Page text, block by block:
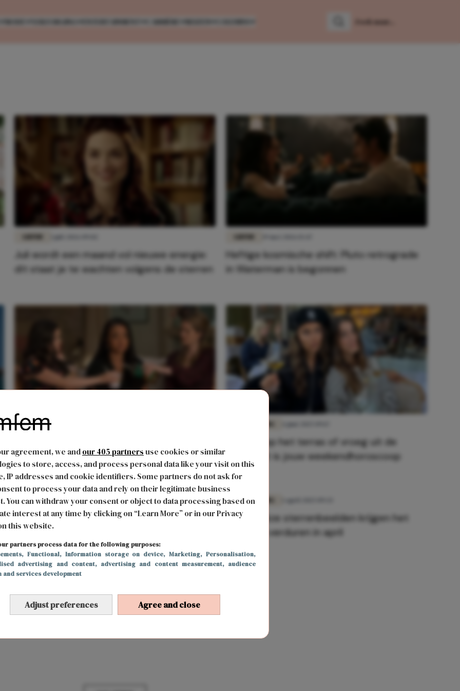
agreement, we andour 405 partnersuse cookies or similar
to store, access, and process personal data like your visit on this
IP addresses and cookie identifiers. Some partners do not ask for
to process your data and rely on their legitimate business
You can withdraw your consent or object to data processing based on
interest at any time by clicking on “Learn More” or in our Privacy
this website.
partners process data for the following purposes:
, Functional, Information storage on device, Marketing, Personalisation,
advertising and content, advertising and content measurement, audience
and services development
Adjust preferences Agree and close
MODE VERZORGING ENTERTAINMENT CARRIÈRE REIZEN COLUMNS ZoekenZoek naar:
Juli wordt een maand vol nieuwe energie:
dít staat je te wachten volgens de sterren
Heftige kosmische shift: Pluto retrograde
in Waterman is begonnen
Oei, voor deze sterrenbeelden wordt het
een pittige week...
Tot laat op het terras of vroeg uit de
veren: dít is jouw weekendhoroscoop
FUN & LIVING 25 april 2025 10:30
Hoe jij Koningsdag viert volgens je
sterrenbeeld: van de dansvloer tot de
kleedjesmarkt
FUN & LIVING
Ojee... déze sterrenbeelden krijgen het
zwaar te verduren in april